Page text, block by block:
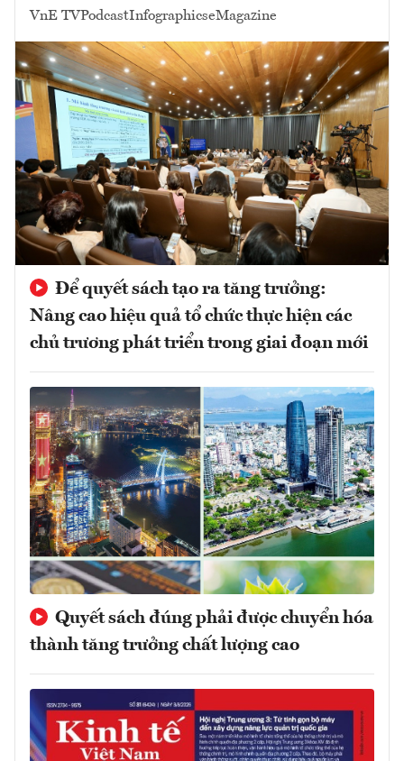
VnE TVPodcastInfographicseMagazine
Để quyết sách tạo ra tăng trưởng:
Nâng cao hiệu quả tổ chức thực hiện các
chủ trương phát triển trong giai đoạn mới
Quyết sách đúng phải được chuyển hóa
thành tăng trưởng chất lượng cao